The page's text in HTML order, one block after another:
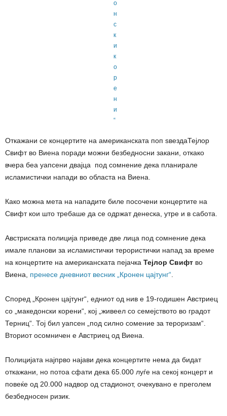
Откажани се концертите на американската поп ѕвездаТејлор
Свифт во Виена поради можни безбедносни закани, откако
вчера беа уапсени двајца под сомнение дека планирале
исламистички напади во областа на Виена.
Како можна мета на нападите биле посочени концертите на
Свифт кои што требаше да се одржат денеска, утре и в сабота.
Австриската полиција приведе две лица под сомнение дека
имале планови за исламистички терористички напад за време
на концертите на американската пејачка Тејлор Свифт во
Виена, пренесе дневниот весник „Кронен цајтунг“
Според „Кронен цајтунг“, едниот од нив е 19-годишен Австриец
со „македонски корени“, кој „живеел со семејството во градот
Терниц“. Тој бил уапсен „под силно сомение за тероризам“.
Вториот осомничен е Австриец од Виена.
Полицијата најпрво најави дека концертите нема да бидат
откажани, но потоа сфати дека 65.000 луѓе на секој концерт и
повеќе од 20.000 надвор од стадионот, очекувано е преголем
безбедносен ризик.